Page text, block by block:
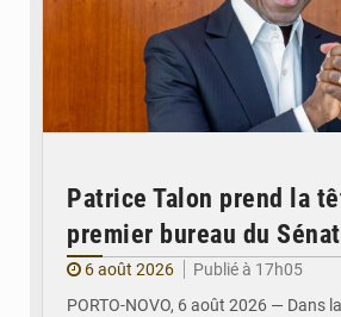
Patrice Talon prend la
premier bureau du
6 août 2026
Publié à 17h05
PORTO-NOVO, 6 août 2026 — Dans